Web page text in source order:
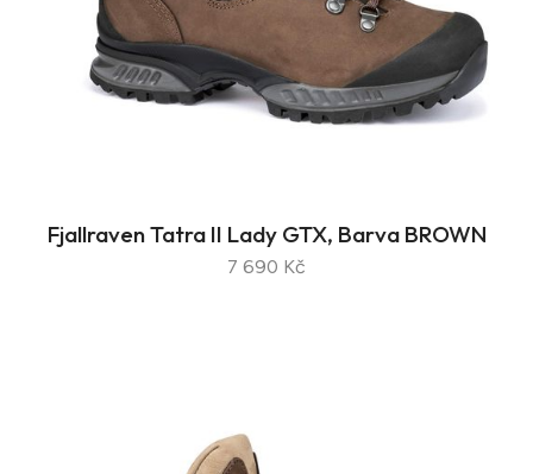
Fjallraven Tatra II Lady GTX, Barva BROWN
7 690 Kč